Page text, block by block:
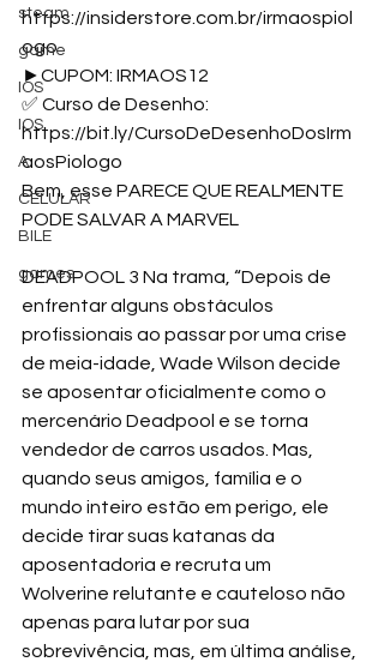
steam
game
IOS
IOS
A
CELULAR
BILE
games
https://insiderstore.com.br/irmaospiol
ogo
►CUPOM: IRMAOS12
✅ Curso de Desenho:
https://bit.ly/CursoDeDesenhoDosIrm
aosPiologo
Bem, esse PARECE QUE REALMENTE
PODE SALVAR A MARVEL
DEADPOOL 3 Na trama, “Depois de
enfrentar alguns obstáculos
profissionais ao passar por uma crise
de meia-idade, Wade Wilson decide
se aposentar oficialmente como o
mercenário Deadpool e se torna
vendedor de carros usados. Mas,
quando seus amigos, família e o
mundo inteiro estão em perigo, ele
decide tirar suas katanas da
aposentadoria e recruta um
Wolverine relutante e cauteloso não
apenas para lutar por sua
sobrevivência, mas, em última análise,